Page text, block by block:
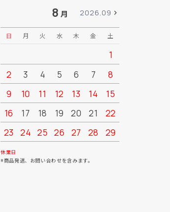
8 月 2026.09
日 月 火 水 木 金 土
1
2
3 4 5 6 7
8
9
10 11 12 13 14
15
16
17 18 19 20 21
22
23
24 25 26 27 28
29
30
休業日
※商品発送、お問い合わせを含みます。